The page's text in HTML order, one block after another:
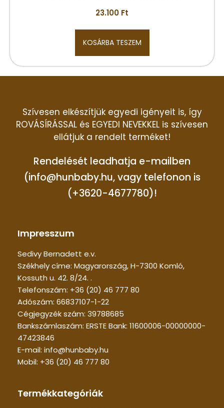
23.100 Ft
KOSÁRBA TESZEM
Szívesen elkészítjük egyedi igényeit is, így
ROVÁSÍRÁSSAL és EGYEDI NEVEKKEL is szívesen
ellátjuk a rendelt terméket!
Rendelését leadhatja e-mailben
(info@hunbaby.hu, vagy telefonon is
(+3620-4677780)!
Impresszum
Sedivy Bernadett e.v.
Székhely címe: Magyarország, H-7300 Komló,
Kossuth u. 42. 8/24. .
Telefonszám: +36 (20) 46 777 80
Adószám: 66837107-1-22
Cégjegyzék szám: 39788685
Bankszámlaszám: ERSTE Bank: 11600006-00000000-
47423846
E-mail: info@hunbaby.hu
Mobil: +36 (20) 46 777 80
Termékkategóriák